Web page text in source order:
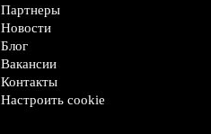
Партнеры
Новости
Блог
Вакансии
Контакты
Настроить cookie